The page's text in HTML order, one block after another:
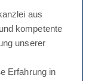
aus
kompetente
unserer
Erfahrung in